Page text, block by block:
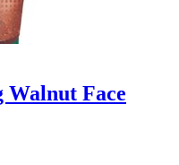
Walnut Face